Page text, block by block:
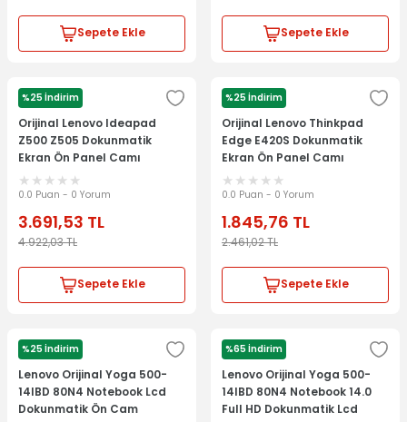
Sepete Ekle Sepete Ekle
%25 İndirim
LENOVO
Orijinal Lenovo Ideapad
Z500 Z505 Dokunmatik
Ekran Ön Panel Camı
AP0SY000800
0.0 Puan - 0 Yorum
3.691,53 TL
4.922,03TL
Sepete Ekle
%25 İndirim
LENOVO
Orijinal Lenovo Thinkpad
Edge E420S Dokunmatik
Ekran Ön Panel Camı
AP0HG000100
0.0 Puan - 0 Yorum
1.845,76 TL
2.461,02TL
Sepete Ekle
%25 İndirim
LENOVO
Lenovo Orijinal Yoga 500-
14IBD 80N4 Notebook Lcd
Dokunmatik Ön Cam
%65 İndirim
LENOVO
Lenovo Orijinal Yoga 500-
14IBD 80N4 Notebook 14.0
Full HD Dokunmatik Lcd